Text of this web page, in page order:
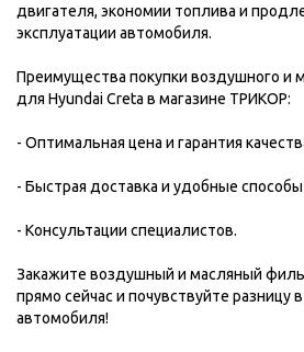
двигателя, экономии топлива и
эксплуатации автомобиля.
Преимущества покупки воздушного и
для Hyundai Creta в магазине ТРИКОР:
- Оптимальная цена и гарантия
- Быстрая доставка и удобные
- Консультации специалистов.
Закажите воздушный и масляный
прямо сейчас и почувствуйте разницу
автомобиля!